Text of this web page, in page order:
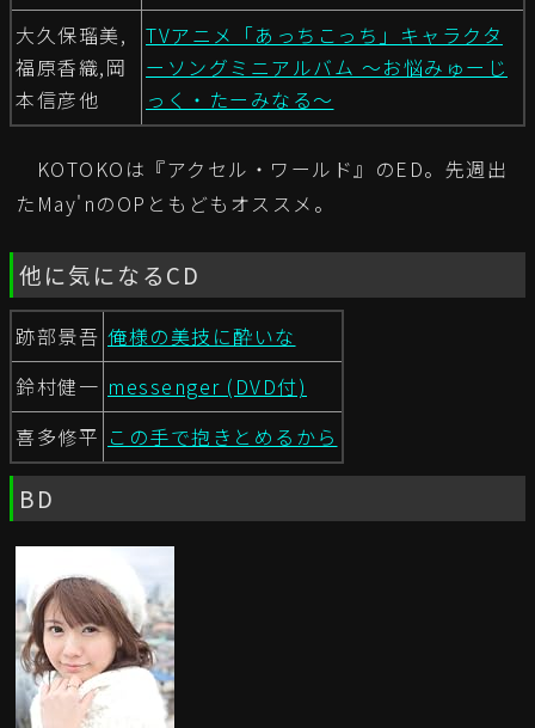
大久保瑠美,
福原香織,岡
本信彦他
TVアニメ「あっちこっち」キャラクタ
ーソングミニアルバム ～お悩みゅーじ
っく・たーみなる～
KOTOKOは『アクセル・ワールド』のED。先週出
たMay'nのOPともどもオススメ。
他に気になるCD
跡部景吾 俺様の美技に酔いな
鈴村健一 messenger (DVD付)
喜多修平 この手で抱きとめるから
BD